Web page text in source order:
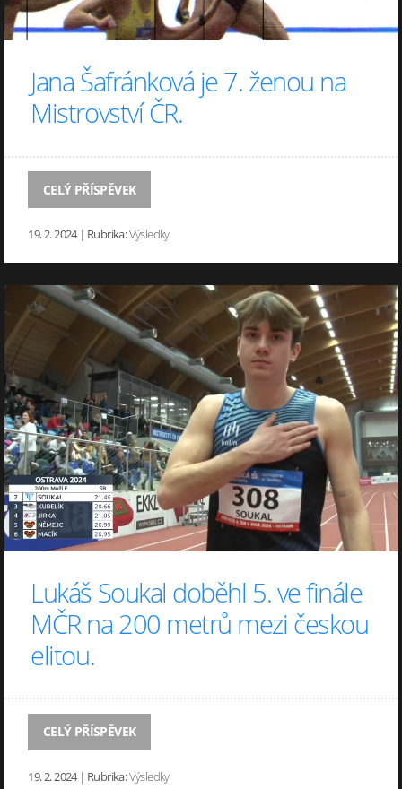
Jana Šafránková je 7. ženou na
Mistrovství ČR.
CELÝ PŘÍSPĚVEK
19. 2. 2024 | Rubrika:Výsledky
Lukáš Soukal doběhl 5. ve finále
MČR na 200 metrů mezi českou
elitou.
CELÝ PŘÍSPĚVEK
19. 2. 2024 | Rubrika:Výsledky